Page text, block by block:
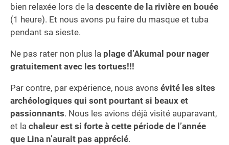
bien relaxée lors de la descente de la rivière en bouée
(1 heure). Et nous avons pu faire du masque et tuba
pendant sa sieste.
Ne pas rater non plus la plage d’Akumal pour nager
gratuitement avec les tortues!!!
Par contre, par expérience, nous avons évité les sites
archéologiques qui sont pourtant si beaux et
passionnants. Nous les avions déjà visité auparavant,
et la chaleur est si forte à cette période de l’année
que Lina n’aurait pas apprécié.